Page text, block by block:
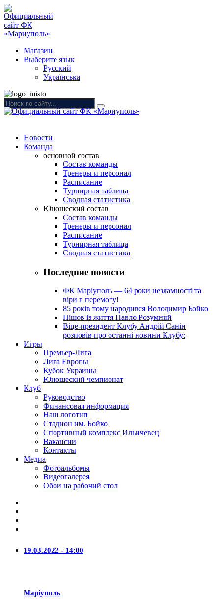
Магазин
Выберите язык
Русский
Українська
Новости
Команда
основной состав
Состав команды
Тренеры и персонал
Расписание
Турнирная таблица
Сводная статистика
Юношеский состав
Состав команды
Тренеры и персонал
Расписание
Турнирная таблица
Сводная статистика
Последние новости
ФК Маріуполь — 64 роки незламності та
віри в перемогу!
85 років тому народився Володимир Бойко
Пішов із життя Павло Розумний
Віце-президент Клубу Андрій Санін
розповів про останні новини Клубу:
Игры
Премьер-Лига
Лига Европы
Кубок Украины
Юношеский чемпионат
Клуб
Руководство
Финансовая информация
Наш логотип
Стадион им. Бойко
Спортивный комплекс Ильичевец
Вакансии
Контакты
Медиа
Фотоальбомы
Видеогалерея
Обои на рабочий стол
19.03.2022 - 14:00
Маріуполь